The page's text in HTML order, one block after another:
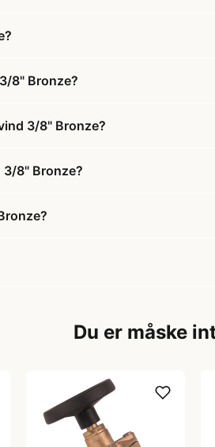
8" Bronze?
3/8" Bronze?
8" Bronze?
Du er måske